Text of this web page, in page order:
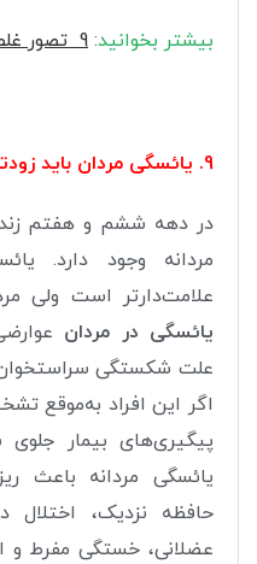
بیشتر بخوانید:
9 تصور
9. یائسگی مردان باید زودتر تشخیص داده شود
در دهه ششم و هفتم
مردانه وجود دارد.
علامت‌دارتر است ولی
یائسگی در مردان
علت شکستگی
اگر این افراد به‌موقع
پیگیری‌های بیمار
یائسگی مردانه باعث
حافظه نزدیک، اختلال
عضلانی، خستگی مفرط و